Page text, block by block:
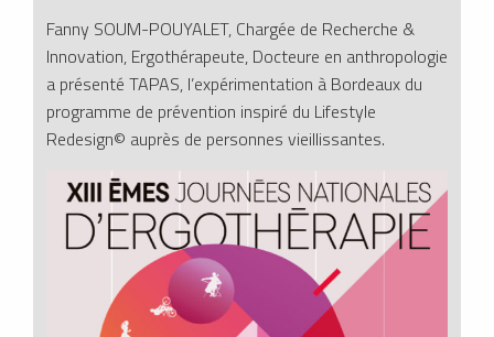
Fanny SOUM-POUYALET, Chargée de Recherche &
Innovation, Ergothérapeute, Docteure en anthropologie
a présenté TAPAS, l’expérimentation à Bordeaux du
programme de prévention inspiré du Lifestyle
Redesign© auprès de personnes vieillissantes.